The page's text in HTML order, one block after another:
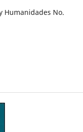
Humanidades No.